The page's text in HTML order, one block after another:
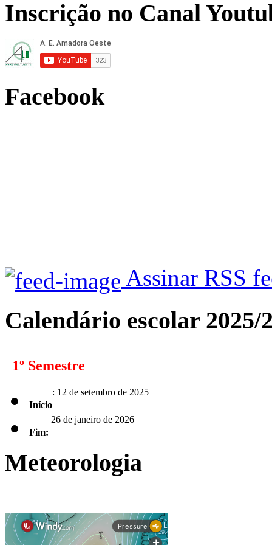
Inscrição no Canal
Facebook
Assinar RSS
Calendário escolar 2025/
1º Semestre
Início: 12 de setembro de 2025
Fim: 26 de janeiro de 2026
2º Semestre
Fim:
Meteorologia